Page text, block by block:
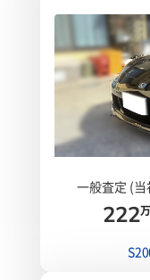
一般査定 (当
222